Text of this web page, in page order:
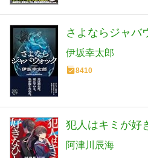
さよならジャバ
伊坂幸太郎
8410
犯人はキミが好
阿津川辰海